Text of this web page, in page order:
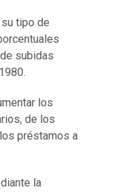
su tipo de
subidas
los
de los
préstamos a
la